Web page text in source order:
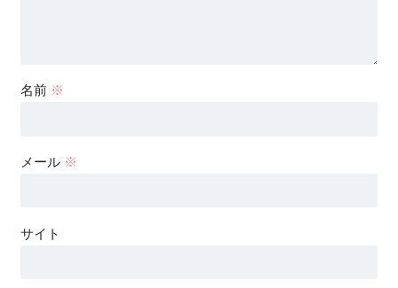
名前 ※
メール ※
サイト